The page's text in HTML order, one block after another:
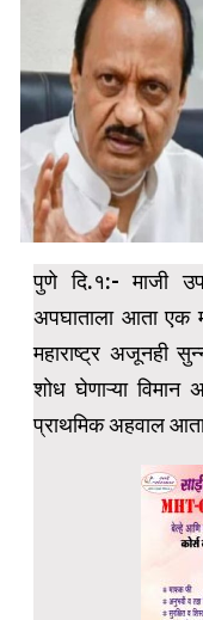
पुणे दि.१:- माजी
अपघाताला आता एक
महाराष्ट्र अजूनही
शोध घेणाऱ्या विमान
प्राथमिक अहवाल